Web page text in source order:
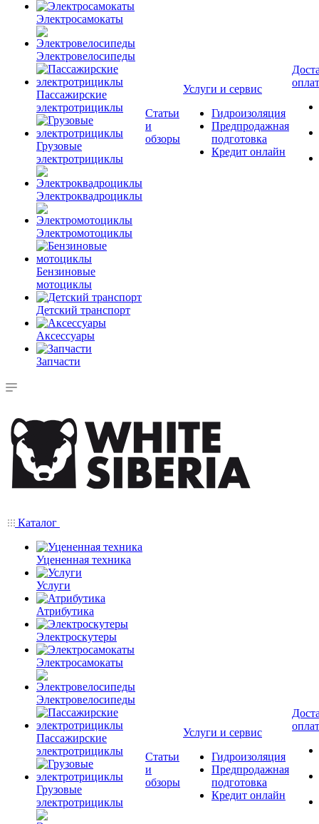
Электросамокаты
Электровелосипеды
Пассажирские
электротрициклы
Грузовые
электротрициклы
Электроквадроциклы
Электромотоциклы
Бензиновые
мотоциклы
Детский транспорт
Аксессуары
Запчасти
Статьи
и
обзоры
Услуги и сервис
Гидроизоляция
Предпродажная
подготовка
Кредит онлайн
Каталог
Уцененная техника
Услуги
Атрибутика
Электроскутеры
Электросамокаты
Электровелосипеды
Пассажирские
электротрициклы
Грузовые
электротрициклы
Статьи
и
обзоры
Услуги и сервис
Гидроизоляция
Предпродажная
подготовка
Кредит онлайн